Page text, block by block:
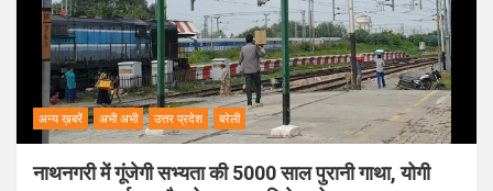
अन्य ख़बरें अभी अभी उत्तर प्रदेश बरेली
नाथनगरी में गूंजेगी सभ्यता की 5000 साल पुरानी गाथा, योगी